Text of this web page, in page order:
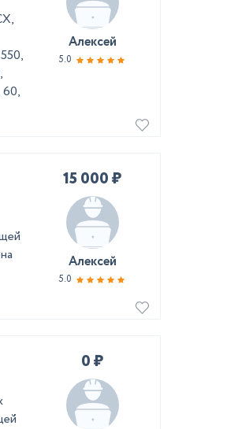
Алексей
5.0
15 000 ₽
Алексей
5.0
0 ₽